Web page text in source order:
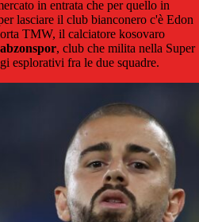
in entrata che per quello in
lasciare il club bianconero c'è Edon
TMW, il calciatore kosovaro
, club che milita nella Super
esplorativi fra le due squadre.